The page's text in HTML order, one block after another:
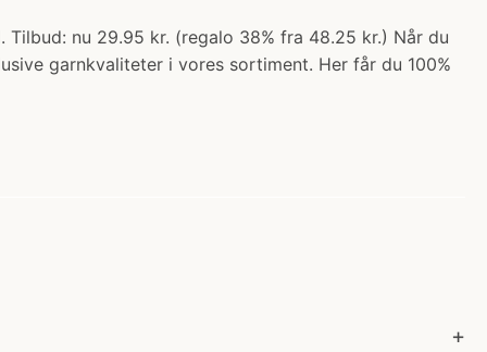
Tilbud: nu 29.95 kr. (regalo 38% fra 48.25 kr.) Når du
garnkvaliteter i vores sortiment. Her får du 100%